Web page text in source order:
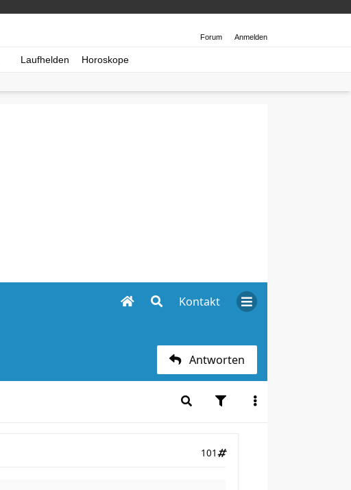
Forum Anmelden
Laufhelden Horoskope
Kontakt
Antworten
101